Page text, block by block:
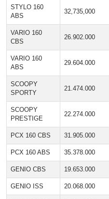
STYLO 160
ABS
32,735,000
VARIO 160
CBS
26.902.000
VARIO 160
ABS
29.604.000
SCOOPY
SPORTY
21.474.000
SCOOPY
PRESTIGE
22.274.000
PCX 160 CBS 31.905.000
PCX 160 ABS 35.378.000
GENIO CBS 19.653.000
GENIO ISS 20.068.000